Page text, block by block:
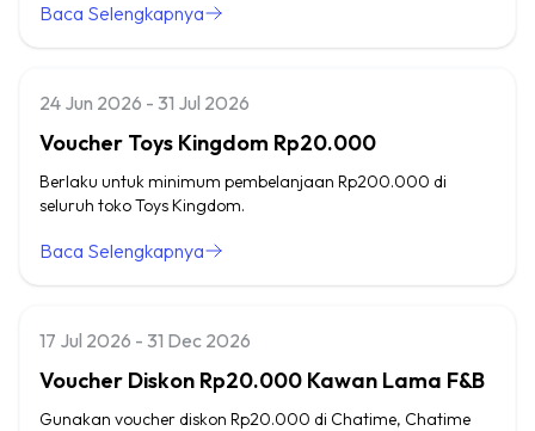
Baca Selengkapnya
24 Jun 2026 - 31 Jul 2026
Voucher Toys Kingdom Rp20.000
Berlaku untuk minimum pembelanjaan Rp200.000 di
seluruh toko Toys Kingdom.
Baca Selengkapnya
17 Jul 2026 - 31 Dec 2026
Voucher Diskon Rp20.000 Kawan Lama F&B
Gunakan voucher diskon Rp20.000 di Chatime, Chatime